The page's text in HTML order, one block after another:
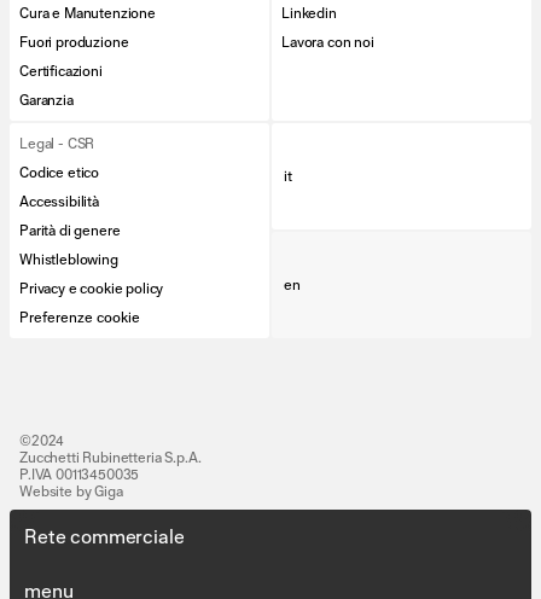
Lines
Rete commerciale
menu
Cura e Manutenzione
Fuori produzione
Certificazioni
Garanzia
Linkedin
Lavora con noi
Legal - CSR
Codice etico
Accessibilità
Parità di genere
Whistleblowing
Privacy e cookie policy
Preferenze cookie
it
en
©2024
Zucchetti Rubinetteria S.p.A.
P.IVA 00113450035
Website by Giga